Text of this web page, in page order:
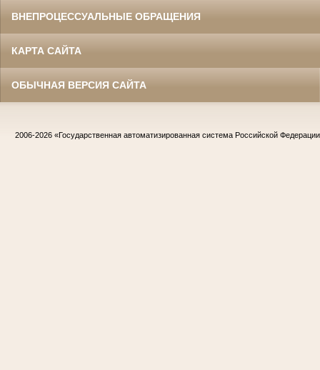
ВНЕПРОЦЕССУАЛЬНЫЕ ОБРАЩЕНИЯ
КАРТА САЙТА
ОБЫЧНАЯ ВЕРСИЯ САЙТА
2006-2026 «Государственная автоматизированная система Российской